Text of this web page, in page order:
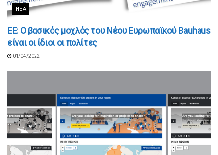
ΝΈΑ
ΕΕ: O βασικός μοχλός του Νέου Ευρωπαϊκού Bauhaus
είναι οι ίδιοι οι πολίτες
01/04/2022